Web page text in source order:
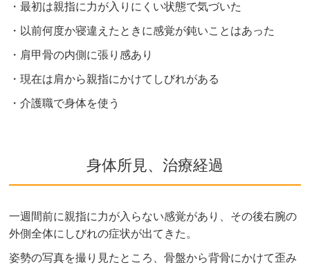
・最初は親指に力が入りにくい状態で気づいた
・以前何度か寝違えたときに感覚が鈍いことはあった
・肩甲骨の内側に張り感あり
・現在は肩から親指にかけてしびれがある
・介護職で身体を使う
身体所見、治療経過
一週間前に親指に力が入らない感覚があり、その後右腕の
外側全体にしびれの症状が出てきた。
姿勢の写真を撮り見たところ、骨盤から背骨にかけて歪み